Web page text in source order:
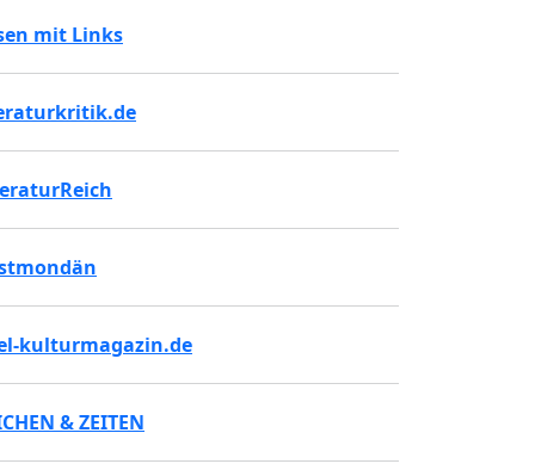
mit Links
kulturmagazin.de
& ZEITEN